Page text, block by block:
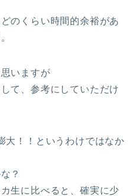
のくらい時間的余裕があ
いますが
て、参考にしていただけ
大！！というわけではなか
？
生に比べると、確実に少